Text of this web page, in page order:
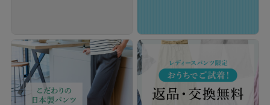
シワになりにくく、お手入れも気軽。UVカット機能付きで日差
しの気になる季節にも頼れる、大人の日常に寄り添うワイドパン
ツです。